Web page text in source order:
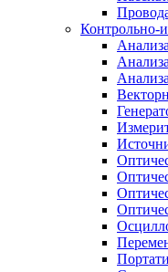
Контрольно-